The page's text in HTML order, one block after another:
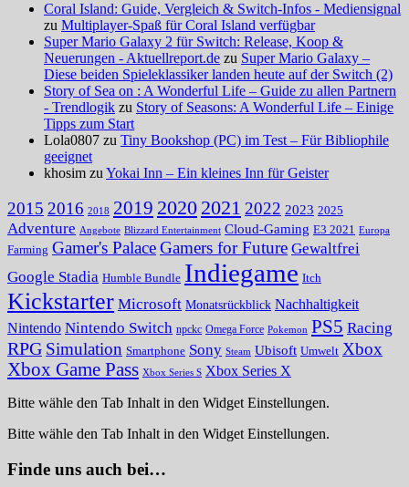
Coral Island: Guide, Vergleich & Switch-Infos - Mediensignal
zu Multiplayer-Spaß für Coral Island verfügbar
Super Mario Galaxy 2 für Switch: Release, Koop &
Neuerungen - Aktuellreport.de zu Super Mario Galaxy –
Diese beiden Spieleklassiker landen heute auf der Switch (2)
Story of Sea on : A Wonderful Life – Guide zu allen Partnern
- Trendlogik zu Story of Seasons: A Wonderful Life – Einige
Tipps zum Start
Lola0807 zu Tiny Bookshop (PC) im Test – Für Bibliophile
geeignet
khosim zu Yokai Inn – Ein kleines Inn für Geister
2015 2016 2018 2019 2020 2021 2022 2023 2025
Adventure Angebote Blizzard Entertainment Cloud-Gaming E3 2021 Europa
Farming Gamer's PalaceGamers for Future Gewaltfrei
Google Stadia Humble Bundle Indiegame Itch
Kickstarter Microsoft Monatsrückblick Nachhaltigkeit
Nintendo Nintendo Switch npckc Omega Force Pokemon PS5 Racing
RPG Simulation Smartphone Sony Steam Ubisoft Umwelt Xbox
Xbox Game Pass Xbox Series S Xbox Series X
Bitte wähle den Tab Inhalt in den Widget Einstellungen.
Bitte wähle den Tab Inhalt in den Widget Einstellungen.
Finde uns auch bei…